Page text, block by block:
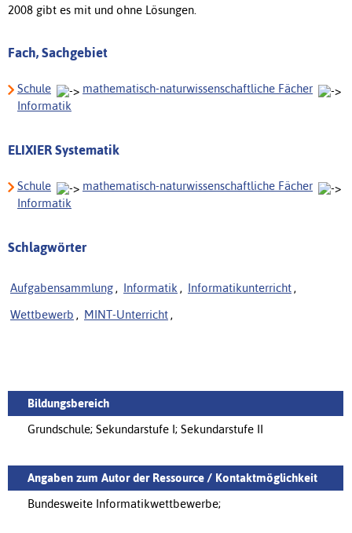
2008 gibt es mit und ohne Lösungen.
Fach, Sachgebiet
Schule
mathematisch-naturwissenschaftliche Fächer
Informatik
ELIXIER Systematik
Schule
mathematisch-naturwissenschaftliche Fächer
Informatik
Schlagwörter
Aufgabensammlung , Informatik , Informatikunterricht ,
Wettbewerb , MINT-Unterricht ,
Bildungsbereich
Grundschule; Sekundarstufe I; Sekundarstufe II
Angaben zum Autor der Ressource / Kontaktmöglichkeit
Bundesweite Informatikwettbewerbe;